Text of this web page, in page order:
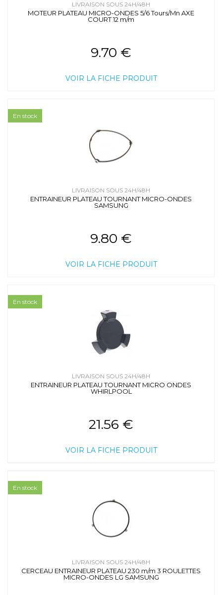
LIVRAISON SOUS 24H/48H
MOTEUR PLATEAU MICRO-ONDES 5/6 Tours/Mn AXE
COURT 12 m/m
9.70 €
VOIR LA FICHE PRODUIT
LIVRAISON SOUS 24H/48H
ENTRAINEUR PLATEAU TOURNANT MICRO-ONDES
SAMSUNG
9.80 €
VOIR LA FICHE PRODUIT
En stock
LIVRAISON SOUS 24H/48H
ENTRAINEUR PLATEAU TOURNANT MICRO ONDES
WHIRLPOOL
21.56 €
VOIR LA FICHE PRODUIT
En stock
LIVRAISON SOUS 24H/48H
CERCEAU ENTRAINEUR PLATEAU 230 m/m 3 ROULETTES
MICRO-ONDES LG SAMSUNG
En stock